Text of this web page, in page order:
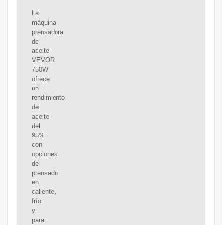
La
máquina
prensadora
de
aceite
VEVOR
750W
ofrece
un
rendimiento
de
aceite
del
95%
con
opciones
de
prensado
en
caliente,
frío
y
para